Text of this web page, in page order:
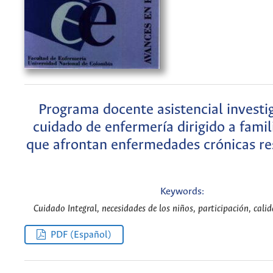
Programa docente asistencial
cuidado de enfermería dirigido a
que afrontan enfermedades crónicas
Keywords:
Cuidado Integral, necesidades de los niños, participación,
PDF (Español)